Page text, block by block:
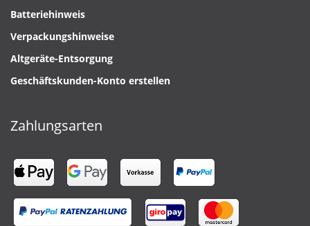
Batteriehinweis
Verpackungshinweise
Altgeräte-Entsorgung
Geschäftskunden-Konto erstellen
Zahlungsarten